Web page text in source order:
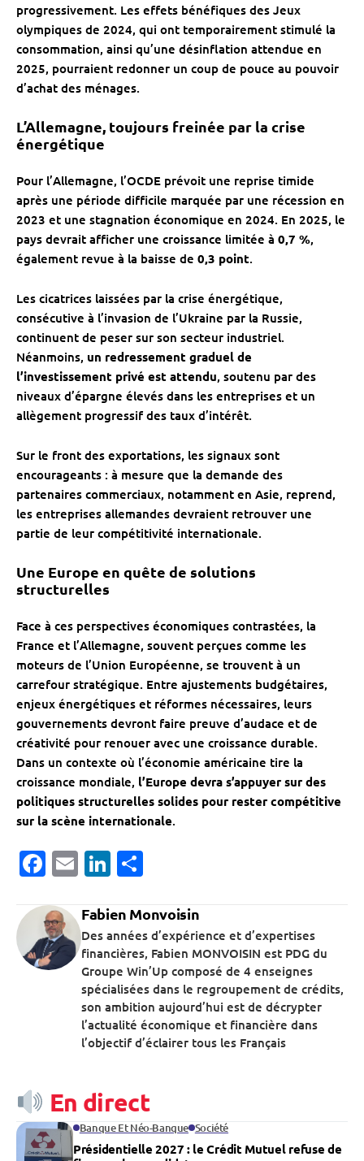
progressivement. Les effets bénéfiques des Jeux
olympiques de 2024, qui ont temporairement stimulé la
consommation, ainsi qu’une désinflation attendue en
2025, pourraient redonner un coup de pouce au pouvoir
d’achat des ménages.
L’Allemagne, toujours freinée par la crise
énergétique
Pour l’Allemagne, l’OCDE prévoit une reprise timide
après une période difficile marquée par une récession en
2023 et une stagnation économique en 2024. En 2025, le
pays devrait afficher une croissance limitée à 0,7 %,
également revue à la baisse de 0,3 point.
Les cicatrices laissées par la crise énergétique,
consécutive à l’invasion de l’Ukraine par la Russie,
continuent de peser sur son secteur industriel.
Néanmoins, un redressement graduel de
l’investissement privé est attendu, soutenu par des
niveaux d’épargne élevés dans les entreprises et un
allègement progressif des taux d’intérêt.
Sur le front des exportations, les signaux sont
encourageants : à mesure que la demande des
partenaires commerciaux, notamment en Asie, reprend,
les entreprises allemandes devraient retrouver une
partie de leur compétitivité internationale.
Une Europe en quête de solutions
structurelles
Face à ces perspectives économiques contrastées, la
France et l’Allemagne, souvent perçues comme les
moteurs de l’Union Européenne, se trouvent à un
carrefour stratégique. Entre ajustements budgétaires,
enjeux énergétiques et réformes nécessaires, leurs
gouvernements devront faire preuve d’audace et de
créativité pour renouer avec une croissance durable.
Dans un contexte où l’économie américaine tire la
croissance mondiale, l’Europe devra s’appuyer sur des
politiques structurelles solides pour rester compétitive
sur la scène internationale.
Facebook
EmailLinkedIn
Fabien Monvoisin
Des années d’expérience et d’expertises
financières, Fabien MONVOISIN est PDG du
Groupe Win’Up composé de 4 enseignes
spécialisées dans le regroupement de crédits,
son ambition aujourd’hui est de décrypter
l’actualité économique et financière dans
l’objectif d’éclairer tous les Français
En direct
Banque Et Néo-Banque Société
Présidentielle 2027 : le Crédit Mutuel refuse de